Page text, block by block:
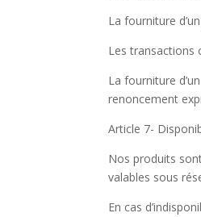
La fourniture
Les transactions
La fourniture
renoncement
Article 7-
Nos produits
valables sous
En cas